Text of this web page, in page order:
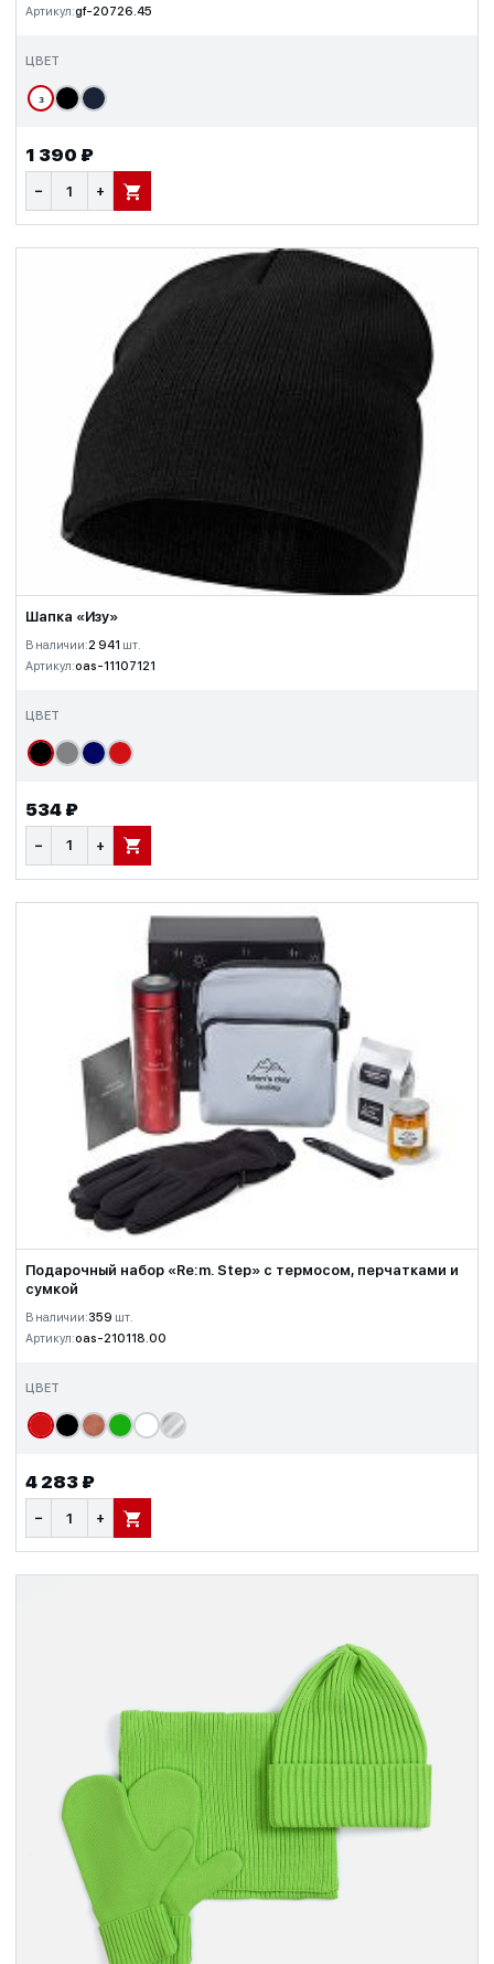
Артикул:gf-20726.45
ЦВЕТ
з
1 390 ₽
− + В КОРЗИНУ
Шапка «Изу»
В наличии:2 941 шт.
Артикул:oas-11107121
ЦВЕТ
534 ₽
− + В КОРЗИНУ
Подарочный набор «Re:m. Step» с термосом, перчатками и
сумкой
В наличии:359 шт.
Артикул:oas-210118.00
ЦВЕТ
4 283 ₽
− + В КОРЗИНУ